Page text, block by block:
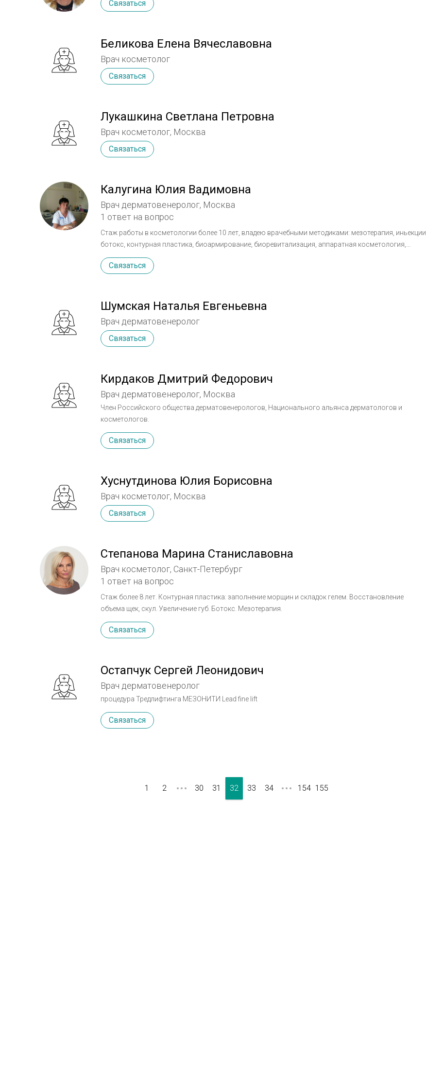
Связаться
Беликова Елена Вячеславовна
Врач косметолог
Связаться
Лукашкина Светлана Петровна
Врач косметолог, Москва
Связаться
Калугина Юлия Вадимовна
Врач дерматовенеролог, Москва
1 ответ на вопрос
Стаж работы в косметологии более 10 лет, владею врачебными методиками: мезотерапия, иньекции
ботокс, контурная пластика, биоармирование, биоревитализация, аппаратная косметология,
фототерапия, фракционное омоложение, косметические уходы. Регулярно посещаю
профессиональные выставки, курсы и семинары повышения квалификации.
Связаться
Шумская Наталья Евгеньевна
Врач дерматовенеролог
Связаться
Кирдаков Дмитрий Федорович
Врач дерматовенеролог, Москва
Член Российского общества дерматовенерологов, Национального альянса дерматологов и
косметологов.
Связаться
Хуснутдинова Юлия Борисовна
Врач косметолог, Москва
Связаться
Степанова Марина Станиславовна
Врач косметолог, Санкт-Петербург
1 ответ на вопрос
Стаж более 8 лет. Контурная пластика: заполнение морщин и складок гелем. Восстановление
объема щек, скул. Увеличение губ. Ботокс. Мезотерапия.
Связаться
Остапчук Сергей Леонидович
Врач дерматовенеролог
процедура Тредлифтинга МЕЗОНИТИ Lead fine lift
Связаться
1 2 30 31 32 33 34 154 155